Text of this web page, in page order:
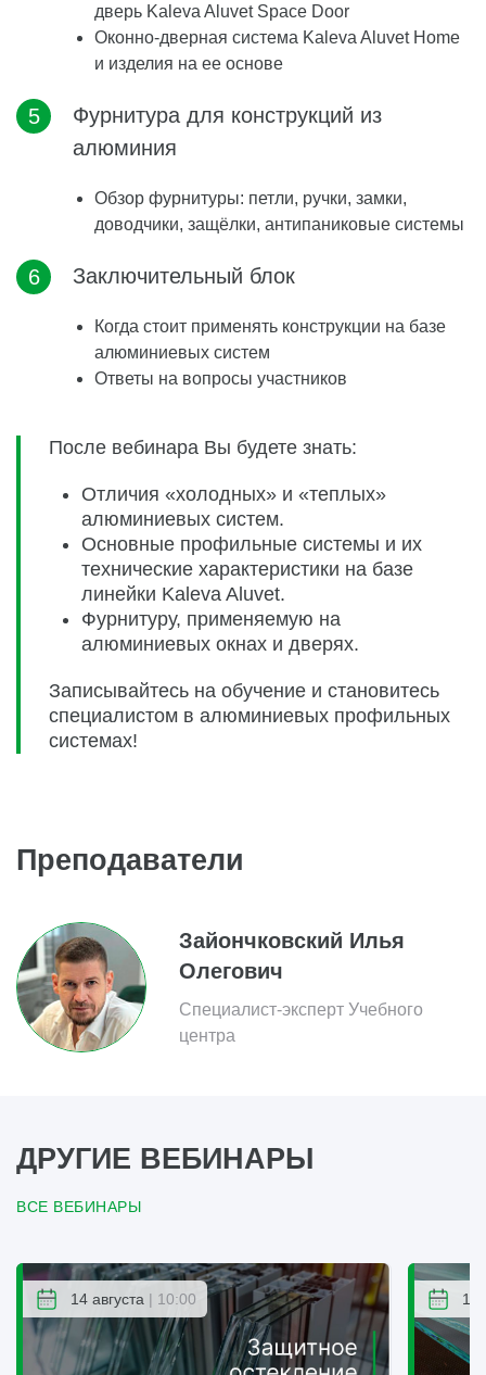
дверь Kaleva Aluvet Space Door
Оконно-дверная система Kaleva Aluvet Home
и изделия на ее основе
Фурнитура для конструкций из
алюминия
Обзор фурнитуры: петли, ручки, замки,
доводчики, защёлки, антипаниковые системы
Заключительный блок
Когда стоит применять конструкции на базе
алюминиевых систем
Ответы на вопросы участников
После вебинара Вы будете знать:
Отличия «холодных» и «теплых»
алюминиевых систем.
Основные профильные системы и их
технические характеристики на базе
линейки Kaleva Aluvet.
Фурнитуру, применяемую на
алюминиевых окнах и дверях.
Записывайтесь на обучение и становитесь
специалистом в алюминиевых профильных
системах!
Преподаватели
Зайончковский Илья
Олегович
Специалист-эксперт Учебного
центра
ДРУГИЕ ВЕБИНАРЫ
ВСЕ ВЕБИНАРЫ
14 августа | 10:00 14